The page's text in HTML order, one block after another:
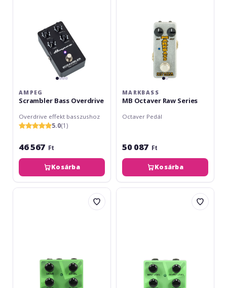
AMPEG
Scrambler Bass Overdrive
Overdrive effekt basszushoz
5.0(1)
46 567 Ft
Kosárba
MARKBASS
MB Octaver Raw Series
Octaver Pedál
50 087 Ft
Kosárba
Trace
Trace